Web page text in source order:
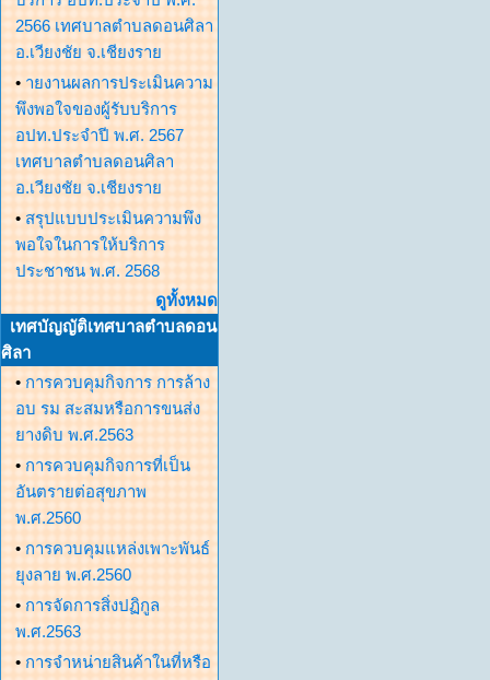
2566 เทศบาลตำบลดอนศิลา
อ.เวียงชัย จ.เชียงราย
• ายงานผลการประเมินความ
พึงพอใจของผู้รับบริการ
อปท.ประจำปี พ.ศ. 2567
เทศบาลตำบลดอนศิลา
อ.เวียงชัย จ.เชียงราย
• สรุปแบบประเมินความพึง
พอใจในการให้บริการ
ประชาชน พ.ศ. 2568
ดูทั้งหมด
เทศบัญญัติเทศบาลตำบลดอน
ศิลา
• การควบคุมกิจการ การล้าง
อบ รม สะสมหรือการขนส่ง
ยางดิบ พ.ศ.2563
• การควบคุมกิจการที่เป็น
อันตรายต่อสุขภาพ
พ.ศ.2560
• การควบคุมแหล่งเพาะพันธ์
ยุงลาย พ.ศ.2560
• การจัดการสิ่งปฏิกูล
พ.ศ.2563
• การจำหน่ายสินค้าในที่หรือ